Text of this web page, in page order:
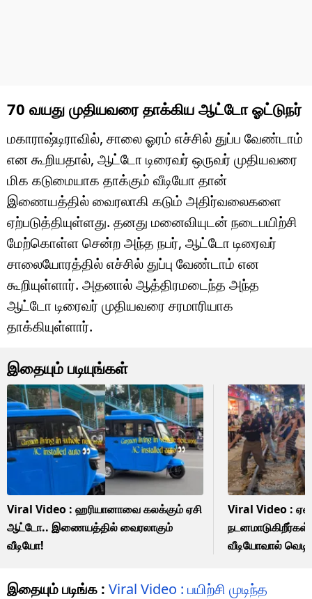
70 வயது முதியவரை தாக்கிய ஆட்டோ ஓட்டுநர்
மகாராஷ்டிராவில், சாலை ஓரம் எச்சில் துப்ப வேண்டாம்
என கூறியதால், ஆட்டோ டிரைவர் ஒருவர் முதியவரை
மிக கடுமையாக தாக்கும் வீடியோ தான்
இணையத்தில் வைரலாகி கடும் அதிர்வலைகளை
ஏற்படுத்தியுள்ளது. தனது மனைவியுடன் நடைபயிற்சி
மேற்கொள்ள சென்ற அந்த நபர், ஆட்டோ டிரைவர்
சாலையோரத்தில் எச்சில் துப்பு வேண்டாம் என
கூறியுள்ளார். அதனால் ஆத்திரமடைந்த அந்த
ஆட்டோ டிரைவர் முதியவரை சரமாரியாக
தாக்கியுள்ளார்.
இதையும் படியுங்கள்
Viral Video : ஹரியானாவை கலக்கும் ஏசி
ஆட்டோ.. இணையத்தில் வைரலாகும்
வீடியோ!
Viral Video :
வீடியோவால்
இதையும் படிங்க : Viral Video : பயிற்சி முடிந்த